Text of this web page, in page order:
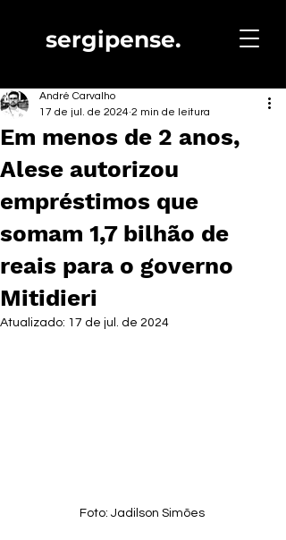
sergipense.
Em menos de 2 anos,
Alese autorizou
empréstimos que
somam 1,7 bilhão de
reais para o governo
Mitidieri
André Carvalho
17 de jul. de 2024 2 min de leitura
Atualizado: 17 de jul. de 2024
Foto: Jadilson Simões